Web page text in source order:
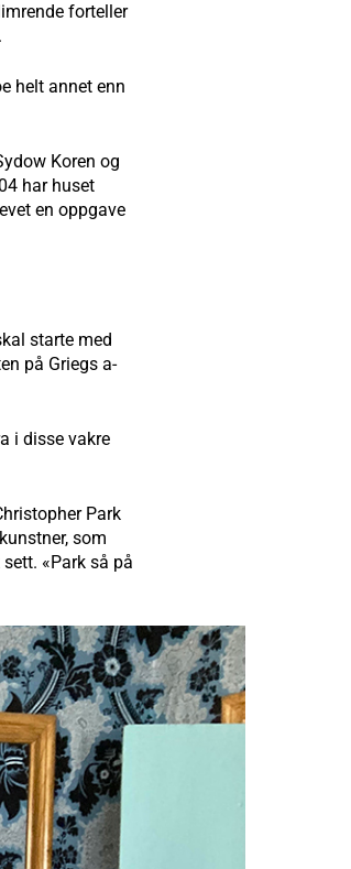
forteller
helt annet enn
Koren og
har huset
en oppgave
starte med
på Griegs a-
i disse vakre
Park
som
«Park så på